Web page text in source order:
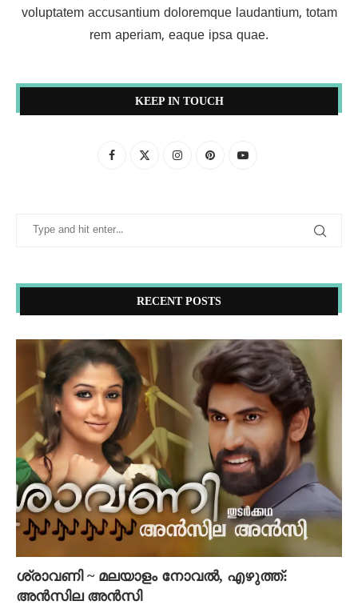
voluptatem accusantium doloremque laudantium, totam
rem aperiam, eaque ipsa quae.
KEEP IN TOUCH
RECENT POSTS
ശ്രാവണി ~ മലയാളം നോവൽ, എഴുത്ത്:
അൻസില അൻസി